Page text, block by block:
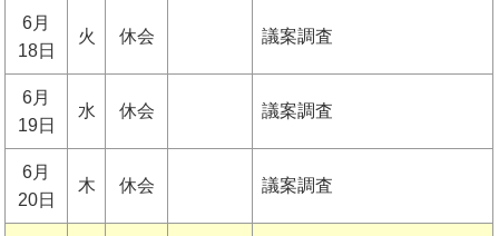
6月
18日
火 休会 議案調査
6月
19日
水 休会 議案調査
6月
20日
木 休会 議案調査